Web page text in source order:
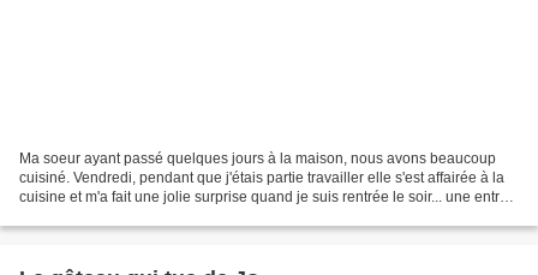
Ma soeur ayant passé quelques jours à la maison, nous avons beaucoup
cuisiné. Vendredi, pendant que j'étais partie travailler elle s'est affairée à la
cuisine et m'a fait une jolie surprise quand je suis rentrée le soir... une entrée